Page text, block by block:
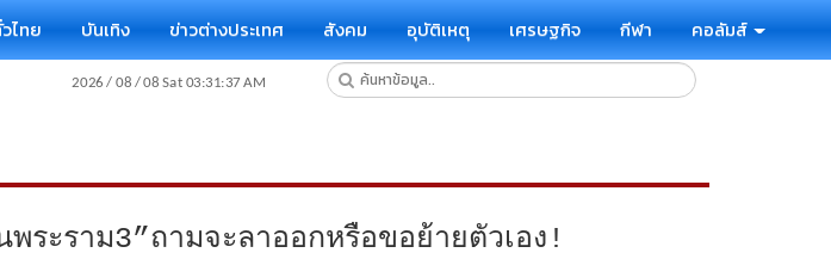
ไทย บันเทิง ข่าวต่างประเทศ สังคม อุบัติเหตุ เศรษฐกิจ กีฬา คอลัมส์
ะราม3”ถามจะลาออกหรือขอย้ายตัวเอง!